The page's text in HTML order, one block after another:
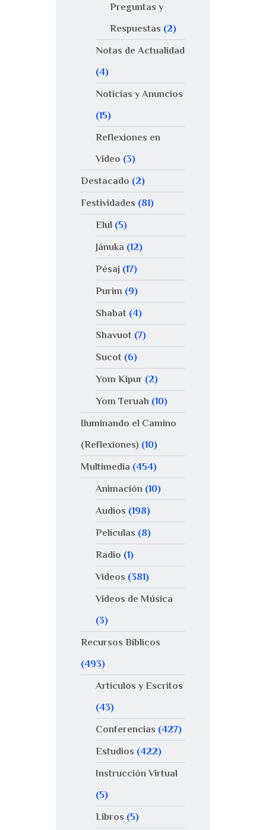
Preguntas y
Respuestas (2)
Notas de Actualidad
(4)
Noticias y Anuncios
(15)
Reflexiones en
Video (3)
Destacado (2)
Festividades (81)
Elul(5)
Jánuka (12)
Pésaj(17)
Purim (9)
Shabat(4)
Shavuot(7)
Sucot(6)
Yom Kipur(2)
Yom Teruah (10)
Iluminando el Camino
(Reflexiones) (10)
Multimedia (454)
Animación(10)
Audios (198)
Películas (8)
Radio (1)
Videos (381)
Videos de Música
(3)
Recursos Bíblicos
(493)
Artículos y Escritos
(43)
Conferencias (427)
Estudios (422)
Instrucción Virtual
(5)
Libros (5)